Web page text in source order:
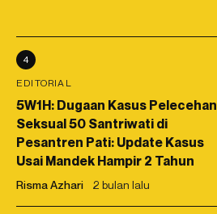
4
EDITORIAL
5W1H: Dugaan Kasus Pelecehan
Seksual 50 Santriwati di
Pesantren Pati: Update Kasus
Usai Mandek Hampir 2 Tahun
Risma Azhari 2 bulan lalu